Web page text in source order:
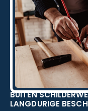
BUITEN
LANGDURIGE